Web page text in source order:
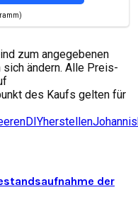
zum angegebenen
ändern. Alle Preis-
des Kaufs gelten für
DIYherstellen
der